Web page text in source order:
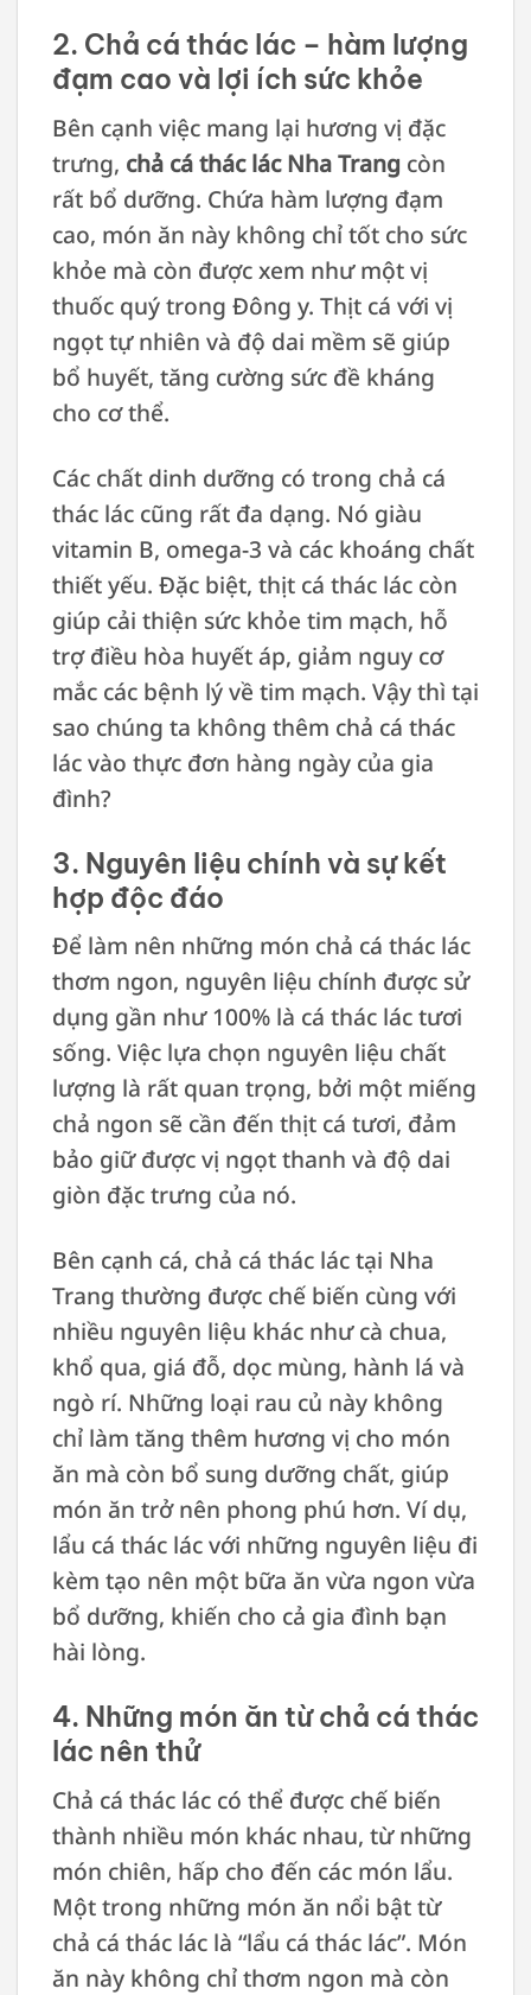
2. Chả cá thác lác – hàm lượng
đạm cao và lợi ích sức khỏe
Bên cạnh việc mang lại hương vị đặc
trưng, chả cá thác lác Nha Trang còn
rất bổ dưỡng. Chứa hàm lượng đạm
cao, món ăn này không chỉ tốt cho sức
khỏe mà còn được xem như một vị
thuốc quý trong Đông y. Thịt cá với vị
ngọt tự nhiên và độ dai mềm sẽ giúp
bổ huyết, tăng cường sức đề kháng
cho cơ thể.
Các chất dinh dưỡng có trong chả cá
thác lác cũng rất đa dạng. Nó giàu
vitamin B, omega-3 và các khoáng chất
thiết yếu. Đặc biệt, thịt cá thác lác còn
giúp cải thiện sức khỏe tim mạch, hỗ
trợ điều hòa huyết áp, giảm nguy cơ
mắc các bệnh lý về tim mạch. Vậy thì tại
sao chúng ta không thêm chả cá thác
lác vào thực đơn hàng ngày của gia
đình?
3. Nguyên liệu chính và sự kết
hợp độc đáo
Để làm nên những món chả cá thác lác
thơm ngon, nguyên liệu chính được sử
dụng gần như 100% là cá thác lác tươi
sống. Việc lựa chọn nguyên liệu chất
lượng là rất quan trọng, bởi một miếng
chả ngon sẽ cần đến thịt cá tươi, đảm
bảo giữ được vị ngọt thanh và độ dai
giòn đặc trưng của nó.
Bên cạnh cá, chả cá thác lác tại Nha
Trang thường được chế biến cùng với
nhiều nguyên liệu khác như cà chua,
khổ qua, giá đỗ, dọc mùng, hành lá và
ngò rí. Những loại rau củ này không
chỉ làm tăng thêm hương vị cho món
ăn mà còn bổ sung dưỡng chất, giúp
món ăn trở nên phong phú hơn. Ví dụ,
lẩu cá thác lác với những nguyên liệu đi
kèm tạo nên một bữa ăn vừa ngon vừa
bổ dưỡng, khiến cho cả gia đình bạn
hài lòng.
4. Những món ăn từ chả cá thác
lác nên thử
Chả cá thác lác có thể được chế biến
thành nhiều món khác nhau, từ những
món chiên, hấp cho đến các món lẩu.
Một trong những món ăn nổi bật từ
chả cá thác lác là “lẩu cá thác lác”. Món
ăn này không chỉ thơm ngon mà còn